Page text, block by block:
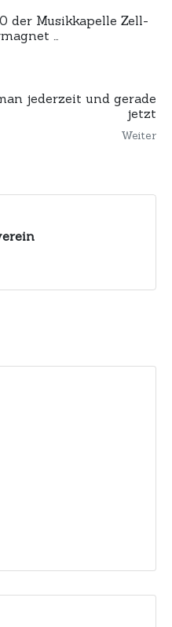
der Musikkapelle Zell-
…
jederzeit und gerade
jetzt
Weiter